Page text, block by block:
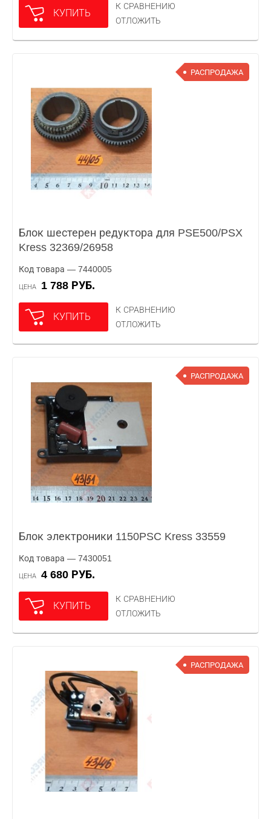
КУПИТЬ
К СРАВНЕНИЮ
ОТЛОЖИТЬ
РАСПРОДАЖА
Блок шестерен редуктора для PSE500/PSX
Kress 32369/26958
Код товара — 7440005
ЦЕНА 1 788 РУБ.
КУПИТЬ
К СРАВНЕНИЮ
ОТЛОЖИТЬ
РАСПРОДАЖА
Блок электроники 1150PSC Kress 33559
Код товара — 7430051
ЦЕНА 4 680 РУБ.
КУПИТЬ
К СРАВНЕНИЮ
ОТЛОЖИТЬ
РАСПРОДАЖА